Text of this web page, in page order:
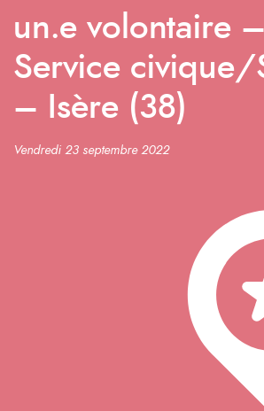
un.e volontaire –
Service civique/
– Isère (38)
Vendredi 23 septembre 2022